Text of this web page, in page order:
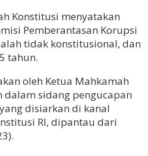
Konstitusi menyatakan
Pemberantasan Korupsi
tidak konstitusional, dan
tahun.
oleh Ketua Mahkamah
dalam sidang pengucapan
disiarkan di kanal
RI, dipantau dari